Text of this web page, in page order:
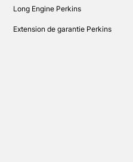
Long Engine Perkins
Extension de garantie Perkins